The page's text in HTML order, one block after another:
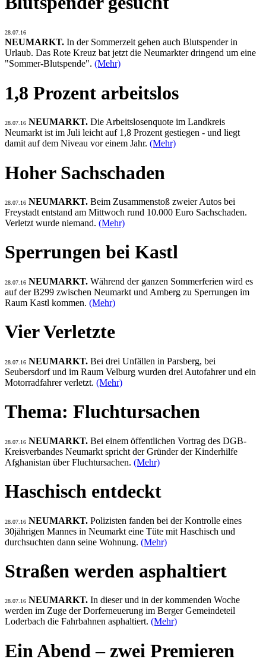
28.07.16
NEUMARKT. In der Sommerzeit gehen auch Blutspender in
Urlaub. Das Rote Kreuz bat jetzt die Neumarkter dringend um eine
"Sommer-Blutspende". (Mehr)
1,8 Prozent arbeitslos
28.07.16 NEUMARKT. Die Arbeitslosenquote im Landkreis
Neumarkt ist im Juli leicht auf 1,8 Prozent gestiegen - und liegt
damit auf dem Niveau vor einem Jahr. (Mehr)
Hoher Sachschaden
28.07.16 NEUMARKT. Beim Zusammenstoß zweier Autos bei
Freystadt entstand am Mittwoch rund 10.000 Euro Sachschaden.
Verletzt wurde niemand. (Mehr)
Sperrungen bei Kastl
28.07.16 NEUMARKT. Während der ganzen Sommerferien wird es
auf der B299 zwischen Neumarkt und Amberg zu Sperrungen im
Raum Kastl kommen. (Mehr)
Vier Verletzte
28.07.16 NEUMARKT. Bei drei Unfällen in Parsberg, bei
Seubersdorf und im Raum Velburg wurden drei Autofahrer und ein
Motorradfahrer verletzt. (Mehr)
Thema: Fluchtursachen
28.07.16 NEUMARKT. Bei einem öffentlichen Vortrag des DGB-
Kreisverbandes Neumarkt spricht der Gründer der Kinderhilfe
Afghanistan über Fluchtursachen. (Mehr)
Haschisch entdeckt
28.07.16 NEUMARKT. Polizisten fanden bei der Kontrolle eines
30jährigen Mannes in Neumarkt eine Tüte mit Haschisch und
durchsuchten dann seine Wohnung. (Mehr)
Straßen werden asphaltiert
28.07.16 NEUMARKT. In dieser und in der kommenden Woche
werden im Zuge der Dorferneuerung im Berger Gemeindeteil
Loderbach die Fahrbahnen asphaltiert. (Mehr)
Ein Abend – zwei Premieren